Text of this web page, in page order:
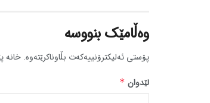
وەڵامێک بنووسە
پۆستی ئەلیکترۆنییەکەت بڵاوناکرێتەوە. خانە
لێدوان *